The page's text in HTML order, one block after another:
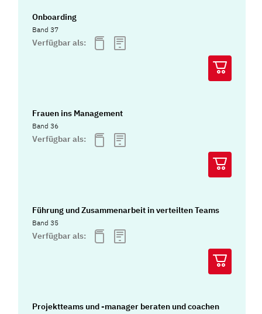
Onboarding
Band 37
Verfügbar als:
Frauen ins Management
Band 36
Verfügbar als:
Führung und Zusammenarbeit in verteilten Teams
Band 35
Verfügbar als:
Projektteams und -manager beraten und coachen